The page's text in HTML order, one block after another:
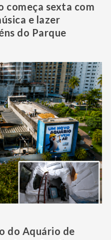
começa sexta com
e lazer
do Parque
do Aquário de